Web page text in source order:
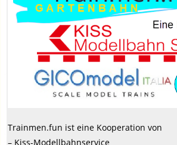
Trainmen.fun ist eine Kooperation von
– Kiss-Modellbahnservice